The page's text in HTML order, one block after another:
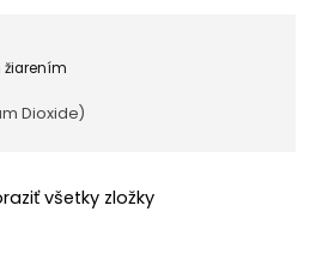
Dioxide)
všetky zložky